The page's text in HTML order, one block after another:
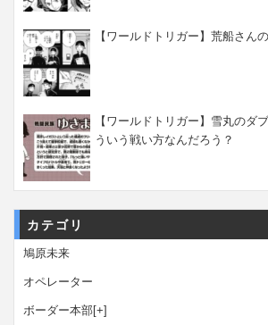
【ワールドトリガー】荒船さん
【ワールドトリガー】雪丸のダ
ういう戦い方なんだろう？
カテゴリ
鳩原未来
オペレーター
ボーダー本部[+]